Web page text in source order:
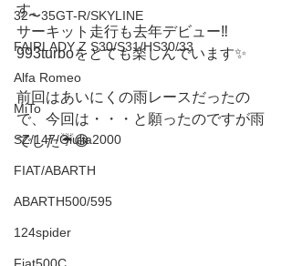
32〜35GT-R/SKYLINE
FAIRLADY Z S30/S31/HS30/33
Alfa Romeo
MiTo
SZ/147/Giulia2000
FIAT/ABARTH
ABARTH500/595
124spider
す。
サーキット走行も去年デビュー‼️
993turboをとても楽しんでいます✨
前回はあいにくの雨レースだったの
で、今回は・・・と願ったのですが雨
でした☔️😅